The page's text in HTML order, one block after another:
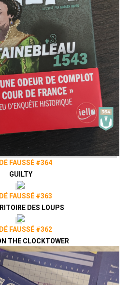
FAUSSÉ #364
GUILTY
FAUSSÉ #363
DES LOUPS
FAUSSÉ #362
THE CLOCKTOWER